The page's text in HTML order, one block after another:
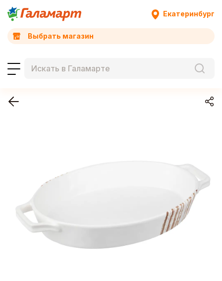
Екатеринбург
Выбрать магазин